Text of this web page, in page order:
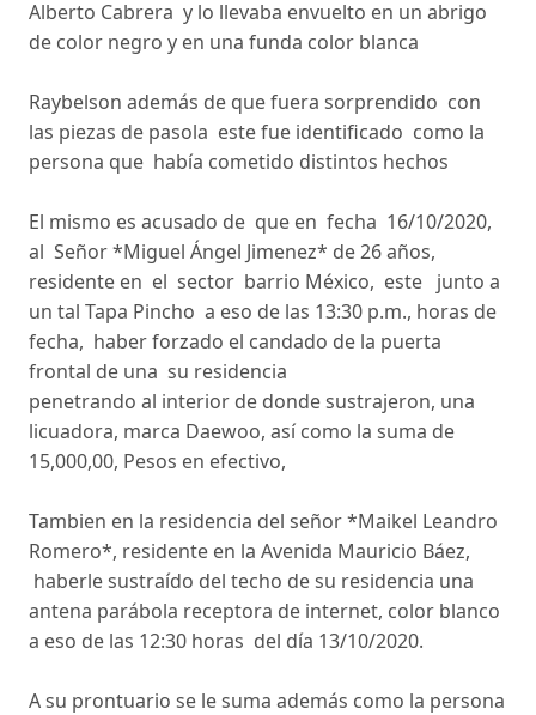
Alberto Cabrera y lo llevaba envuelto en un abrigo
de color negro y en una funda color blanca
Raybelson además de que fuera sorprendido con
las piezas de pasola este fue identificado como la
persona que había cometido distintos hechos
El mismo es acusado de que en fecha 16/10/2020,
al Señor *Miguel Ángel Jimenez* de 26 años,
residente en el sector barrio México, este junto a
un tal Tapa Pincho a eso de las 13:30 p.m., horas de
fecha, haber forzado el candado de la puerta
frontal de una su residencia
penetrando al interior de donde sustrajeron, una
licuadora, marca Daewoo, así como la suma de
15,000,00, Pesos en efectivo,
Tambien en la residencia del señor *Maikel Leandro
Romero*, residente en la Avenida Mauricio Báez,
haberle sustraído del techo de su residencia una
antena parábola receptora de internet, color blanco
a eso de las 12:30 horas del día 13/10/2020.
A su prontuario se le suma además como la persona